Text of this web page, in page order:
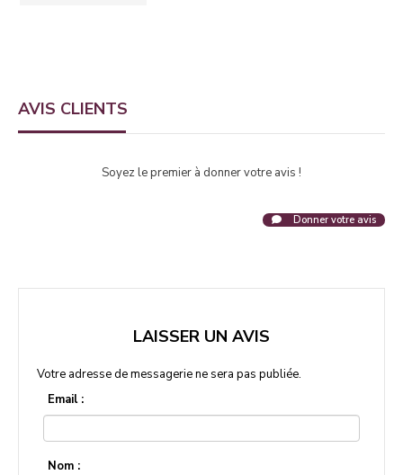
AVIS CLIENTS
Soyez le premier à donner votre avis !
Donner votre avis
LAISSER UN AVIS
Votre adresse de messagerie ne sera pas publiée.
Email :
Nom :